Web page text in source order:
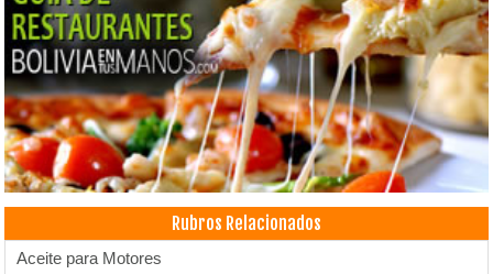
Rubros Relacionados
Aceite para Motores